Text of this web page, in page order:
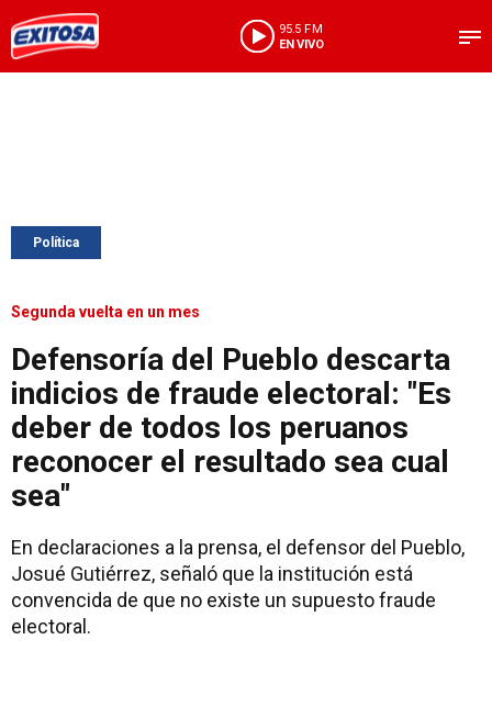
95.5 FM
EN VIVO
Política
Segunda vuelta en un mes
Defensoría del Pueblo descarta
indicios de fraude electoral: "Es
deber de todos los peruanos
reconocer el resultado sea cual
sea"
En declaraciones a la prensa, el defensor del Pueblo,
Josué Gutiérrez, señaló que la institución está
convencida de que no existe un supuesto fraude
electoral.